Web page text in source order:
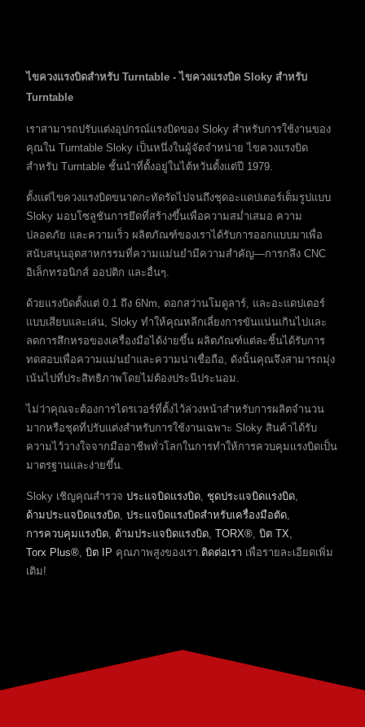
ไขควงแรงบิดสำหรับ Turntable - ไขควงแรงบิด Sloky สำหรับ
Turntable
เราสามารถปรับแต่งอุปกรณ์แรงบิดของ Sloky สำหรับการใช้งานของ
คุณใน Turntable Sloky เป็นหนึ่งในผู้จัดจำหน่าย ไขควงแรงบิด
สำหรับ Turntable ชั้นนำที่ตั้งอยู่ในไต้หวันตั้งแต่ปี 1979.
ตั้งแต่ไขควงแรงบิดขนาดกะทัดรัดไปจนถึงชุดอะแดปเตอร์เต็มรูปแบบ
Sloky มอบโซลูชันการยึดที่สร้างขึ้นเพื่อความสม่ำเสมอ ความ
ปลอดภัย และความเร็ว ผลิตภัณฑ์ของเราได้รับการออกแบบมาเพื่อ
สนับสนุนอุตสาหกรรมที่ความแม่นยำมีความสำคัญ—การกลึง CNC
อิเล็กทรอนิกส์ ออปติก และอื่นๆ.
ด้วยแรงบิดตั้งแต่ 0.1 ถึง 6Nm, ดอกสว่านโมดูลาร์, และอะแดปเตอร์
แบบเสียบและเล่น, Sloky ทำให้คุณหลีกเลี่ยงการขันแน่นเกินไปและ
ลดการสึกหรอของเครื่องมือได้ง่ายขึ้น ผลิตภัณฑ์แต่ละชิ้นได้รับการ
ทดสอบเพื่อความแม่นยำและความน่าเชื่อถือ, ดังนั้นคุณจึงสามารถมุ่ง
เน้นไปที่ประสิทธิภาพโดยไม่ต้องประนีประนอม.
ไม่ว่าคุณจะต้องการไดรเวอร์ที่ตั้งไว้ล่วงหน้าสำหรับการผลิตจำนวน
มากหรือชุดที่ปรับแต่งสำหรับการใช้งานเฉพาะ Sloky สินค้าได้รับ
ความไว้วางใจจากมืออาชีพทั่วโลกในการทำให้การควบคุมแรงบิดเป็น
มาตรฐานและง่ายขึ้น.
Sloky เชิญคุณสำรวจ ประแจบิดแรงบิด, ชุดประแจบิดแรงบิด,
ด้ามประแจบิดแรงบิด, ประแจบิดแรงบิดสำหรับเครื่องมือตัด,
การควบคุมแรงบิด, ด้ามประแจบิดแรงบิด, TORX®, บิต TX,
Torx Plus®, บิต IP คุณภาพสูงของเรา.ติดต่อเรา เพื่อรายละเอียดเพิ่ม
เติม!